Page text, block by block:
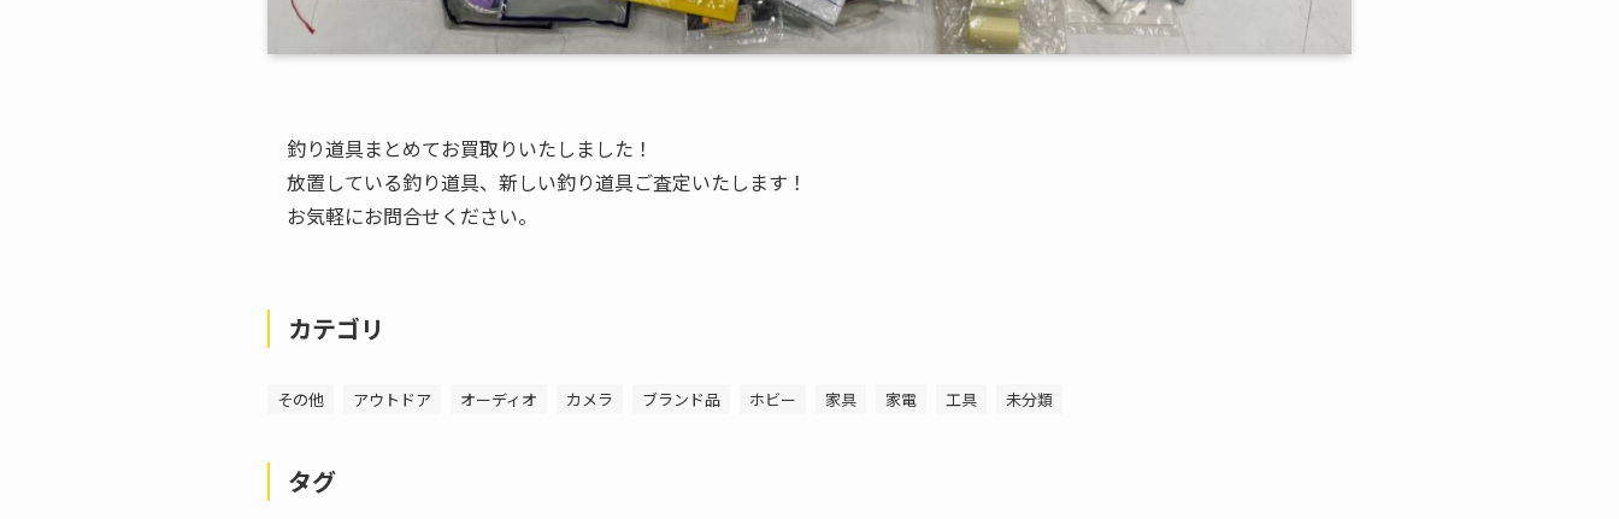
釣り道具まとめてお買取りいたしました！
放置している釣り道具、新しい釣り道具ご査定いたします！
お気軽にお問合せください。
カテゴリ
その他 アウトドア オーディオ カメラ ブランド品 ホビー 家具 家電 工具 未分類
タグ